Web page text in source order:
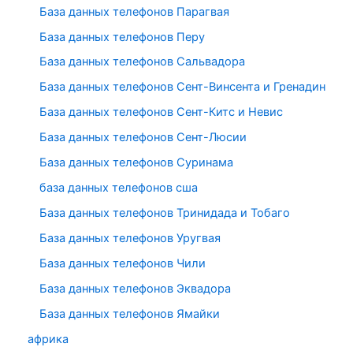
База данных телефонов Парагвая
База данных телефонов Перу
База данных телефонов Сальвадора
База данных телефонов Сент-Винсента и Гренадин
База данных телефонов Сент-Китс и Невис
База данных телефонов Сент-Люсии
База данных телефонов Суринама
база данных телефонов сша
База данных телефонов Тринидада и Тобаго
База данных телефонов Уругвая
База данных телефонов Чили
База данных телефонов Эквадора
База данных телефонов Ямайки
африка